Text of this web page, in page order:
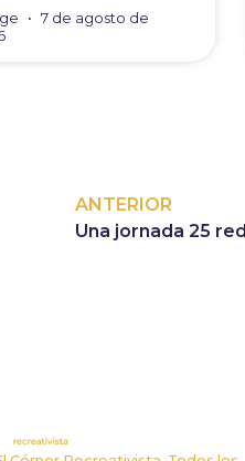
7 de agosto de
ANTERIOR